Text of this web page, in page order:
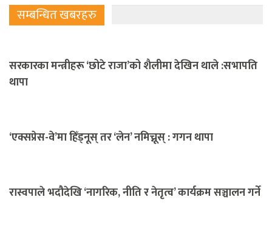
सम्बन्धित खबरहरु
सरकारका मन्त्रीहरू ‘छोटे राजा’को शैलीमा देखिन थाले :सभापति
थापा
‘एक्सप्रेस-वे’मा हिँड्नूस् तर ‘लेन’ नमिच्नूस् : गगन थापा
रास्वपाले भदौदेखि ‘नागरिक, नीति र नेतृत्व’ कार्यक्रम सञ्चालन गर्ने